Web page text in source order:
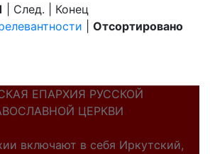
| След. | Конец
Отсортировано
ЕПАРХИЯ РУССКОЙ
ЦЕРКВИ
включают в себя Иркутский,